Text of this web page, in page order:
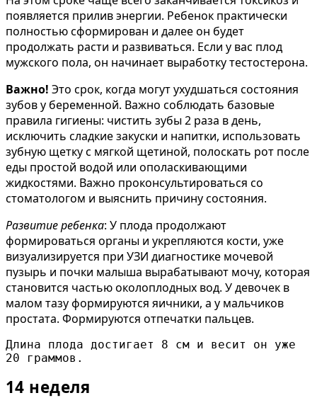
появляется прилив энергии. Ребенок практически
полностью сформирован и далее он будет
продолжать расти и развиваться. Если у вас плод
мужского пола, он начинает выработку тестостерона.
Важно! Это срок, когда могут ухудшаться состояния
зубов у беременной. Важно соблюдать базовые
правила гигиены: чистить зубы 2 раза в день,
исключить сладкие закуски и напитки, использовать
зубную щетку с мягкой щетиной, полоскать рот после
еды простой водой или ополаскивающими
жидкостями. Важно проконсультироваться со
стоматологом и выяснить причину состояния.
Развитие ребенка: У плода продолжают
формироваться органы и укрепляются кости, уже
визуализируется при УЗИ диагностике мочевой
пузырь и почки малыша вырабатывают мочу, которая
становится частью околоплодных вод. У девочек в
малом тазу формируются яичники, а у мальчиков
простата. Формируются отпечатки пальцев.
Длина плода достигает 8 см и весит он уже
20 граммов.
14 неделя